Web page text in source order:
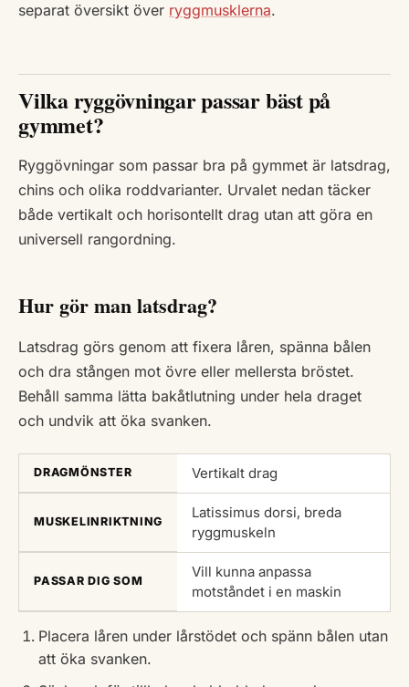
separat översikt över ryggmusklerna.
Vilka ryggövningar passar bäst på
gymmet?
Ryggövningar som passar bra på gymmet är latsdrag,
chins och olika roddvarianter. Urvalet nedan täcker
både vertikalt och horisontellt drag utan att göra en
universell rangordning.
Hur gör man latsdrag?
Latsdrag görs genom att fixera låren, spänna bålen
och dra stången mot övre eller mellersta bröstet.
Behåll samma lätta bakåtlutning under hela draget
och undvik att öka svanken.
DRAGMÖNSTER Vertikalt drag
MUSKELINRIKTNING
Latissimus dorsi, breda
ryggmuskeln
PASSAR DIG SOM
Vill kunna anpassa
motståndet i en maskin
Placera låren under lårstödet och spänn bålen utan
att öka svanken.